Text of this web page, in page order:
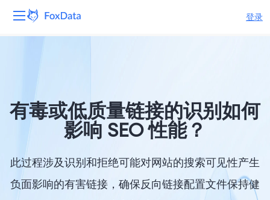
登录
解决方案
有毒或低质量链接的识别如何
影响 SEO 性能？
此过程涉及识别和拒绝可能对网站的搜索可见性产生
负面影响的有害链接，确保反向链接配置文件保持健